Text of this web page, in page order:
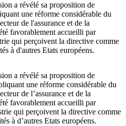
a révélé sa proposition de
une réforme considérable du
de l'assurance et de la
favorablement accueilli par
qui perçoivent la directive comme
à d'autres Etats européens.
a révélé sa proposition de
une réforme considérable du
de l’assurance et de la
favorablement accueilli par
qui perçoivent la directive comme
à d’autres Etats européens.